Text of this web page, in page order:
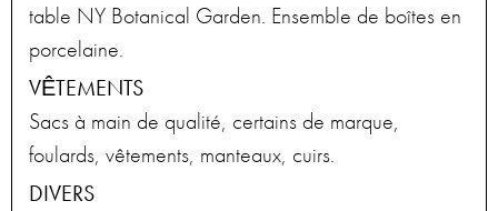
table NY Botanical Garden. Ensemble de boîtes en
porcelaine.
VÊTEMENTS
Sacs à main de qualité, certains de marque,
foulards, vêtements, manteaux, cuirs.
DIVERS